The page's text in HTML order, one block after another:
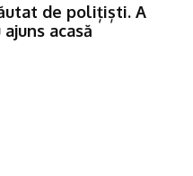
de polițiști. A
acasă